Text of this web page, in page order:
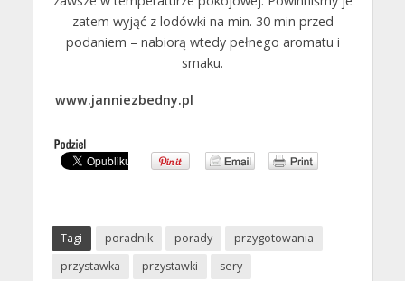
zatem wyjąć z lodówki na min. 30 min przed
podaniem – nabiorą wtedy pełnego aromatu i
smaku.
www.janniezbedny.pl
Tagi poradnik porady
przygotowania
przystawka
przystawki sery